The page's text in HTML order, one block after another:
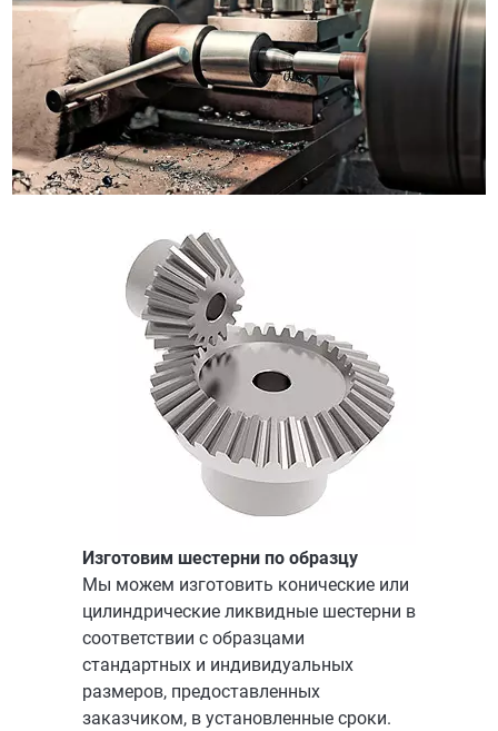
Изготовим шестерни по образцу
Мы можем изготовить конические или
цилиндрические ликвидные шестерни в
соответствии с образцами
стандартных и индивидуальных
размеров, предоставленных
заказчиком, в установленные сроки.